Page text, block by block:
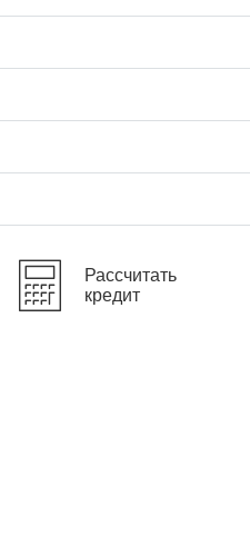
Рассчитать
кредит